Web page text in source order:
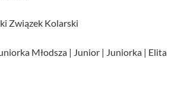
Związek Kolarski
Młodsza | Junior | Juniorka | Elita